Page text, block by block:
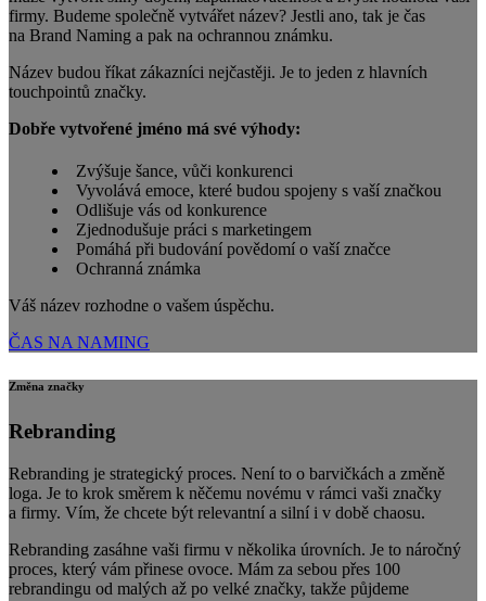
firmy. Budeme společně vytvářet název? Jestli ano, tak je čas
na Brand Naming a pak na ochrannou známku.
Název budou říkat zákazníci nejčastěji. Je to jeden z hlavních
touchpointů značky.
Dobře vytvořené jméno má své výhody:
Zvýšuje šance, vůči konkurenci
Vyvolává emoce, které budou spojeny s vaší značkou
Odlišuje vás od konkurence
Zjednodušuje práci s marketingem
Pomáhá při budování povědomí o vaší značce
Ochranná známka
Váš název rozhodne o vašem úspěchu.
ČAS NA NAMING
Změna značky
Rebranding
Rebranding je strategický proces. Není to o barvičkách a změně
loga. Je to krok směrem k něčemu novému v rámci vaši značky
a firmy. Vím, že chcete být relevantní a silní i v době chaosu.
Rebranding zasáhne vaši firmu v několika úrovních. Je to náročný
proces, který vám přinese ovoce. Mám za sebou přes 100
rebrandingu od malých až po velké značky, takže půjdeme